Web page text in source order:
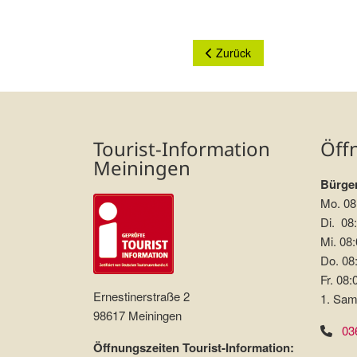
Vorheriger Beitrag:
Zurück
Tourist-Information
Meiningen
Ernestinerstraße 2
98617 Meiningen
Öffnungszeiten Tourist-Information:
Mo.
Di.
Mi.
Do.
Fr.
1.